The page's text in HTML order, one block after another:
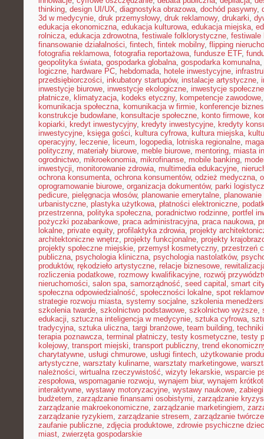
thinking, design UI/UX, diagnostyka obrazowa, dochód pasywny,
3d w medycynie, druk przemysłowy, druk reklamowy, drukarki,
edukacja ekonomiczna, edukacja kulturowa, edukacja miejska,
rolnicza, edukacja zdrowotna, festiwale folklorystyczne, festiwale
finansowanie działalności, fintech, fintek mobilny, flipping
fotografia reklamowa, fotografia reportażowa, fundusze ETF,
geopolityka świata, gospodarka globalna, gospodarka komunalna,
logiczne, hardware PC, hebdomada, hotele inwestycyjne,
przedsiębiorczości, inkubatory startupów, instalacje artystyczne,
inwestycje biurowe, inwestycje ekologiczne, inwestycje społeczne
płatnicze, klimatyzacja, kodeks etyczny, kompetencje zawodowe
komunikacja społeczna, komunikacja w firmie, konferencje
konstrukcje budowlane, konsultacje społeczne, konto firmowe,
kopiarki, kredyt inwestycyjny, kredyty inwestycyjne, kredyty
inwestycyjne, księga gości, kultura cyfrowa, kultura miejska,
operacyjny, leczenie, liceum, logopedia, lotniska regionalne,
polityczny, materiały biurowe, meble biurowe, mentoring, miasta
ogrodnictwo, mikroekonomia, mikrofinanse, mobile banking,
inwestycji, monitorowanie zdrowia, multimedia edukacyjne,
ochrona konsumenta, ochrona konsumentów, odzież medyczna,
oprogramowanie biurowe, organizacja dokumentów, parki
pedicure, pielęgnacja włosów, planowanie emerytalne, planowanie
urbanistyczne, plastyka użytkowa, płatności elektroniczne,
przestrzenna, polityka społeczna, poradnictwo rodzinne, portfel
pożyczki pozabankowe, praca administracyjna, praca naukowa,
lokalne, private equity, profilaktyka zdrowia, projekty
architektoniczne wnętrz, projekty funkcjonalne, projekty
projekty społeczne miejskie, przemysł kosmetyczny, przestrzeń
publiczna, psychologia kliniczna, psychologia nastolatków,
produktów, rękodzieło artystyczne, relacje biznesowe,
rozliczenia podatkowe, rozmowy kwalifikacyjne, rozwój
nieruchomości, salon spa, samorządność, seed capital , smart city
społeczna odpowiedzialność, społeczności lokalne, spot
strategie rozwoju miasta, systemy socjalne, szkolenia
szkolenia twarde, szkolnictwo podstawowe, szkolnictwo wyższe,
edukacji, sztuczna inteligencja w medycynie, sztuka cyfrowa,
tradycyjna, sztuka uliczna, targi branżowe, team building,
terapia poznawcza, terminal płatniczy, testy kosmetyczne, testy
kolejowy, transport miejski, transport publiczny, trend
charytatywne, usługi chmurowe, usługi fintech, użytkowanie
artystyczne, warsztaty kulinarne, warsztaty marketingowe,
należności, wirtualna rzeczywistość, wizyty lekarskie, wsparcie
zespołowa, wspomaganie rozwoju, wynajem biur, wynajem
interaktywne, wystawy motoryzacyjne, wystawy naukowe,
budżetem, zarządzanie finansami osobistymi, zarządzanie
zarządzanie makroekonomiczne, zarządzanie marketingiem,
zarządzanie ryzykiem, zarządzanie stresem, zarządzanie twórcze
zaufanie publiczne, zdjęcia produktowe, zdrowie psychiczne
miast, zwierzęta gospodarskie